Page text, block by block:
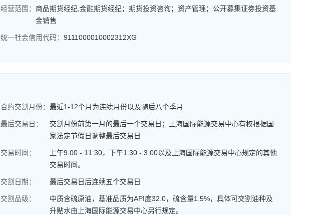
经营范围： 商品期货经纪,金融期货经纪；期货投资咨询；资产管理；公开募集证劵投资基
金销售
统一社会信用代码： 9111000010002312XG
合约交割月份： 最近1-12个月为连续月份以及随后八个季月
最后交易日：
交割月份前第一月的最后一个交易日；上海国际能源交易中心有权根据国
家法定节假日调整最后交易日
交易时间：
上午9:00 - 11:30，下午1:30 - 3:00以及上海国际能源交易中心规定的其他
交易时间。
交割日期： 最后交易日后连续五个交易日
交割品级：
中质含硫原油，基准品质为API度32.0，硫含量1.5%，具体可交割油种及
升贴水由上海国际能源交易中心另行规定。